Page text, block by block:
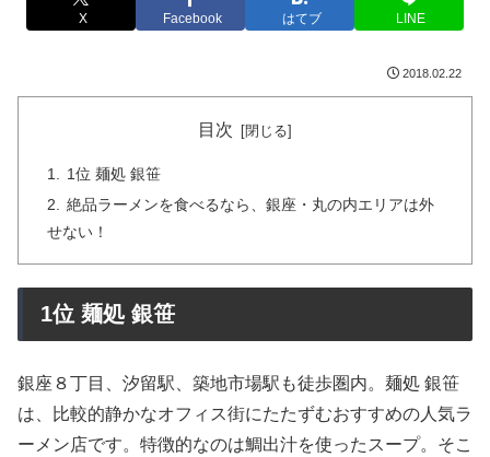
X Facebook はてブ LINE
2018.02.22
目次
1位 麺処 銀笹
絶品ラーメンを食べるなら、銀座・丸の内エリアは外
せない！
1位 麺処 銀笹
銀座８丁目、汐留駅、築地市場駅も徒歩圏内。麺処 銀笹
は、比較的静かなオフィス街にたたずむおすすめの人気ラ
ーメン店です。特徴的なのは鯛出汁を使ったスープ。そこ